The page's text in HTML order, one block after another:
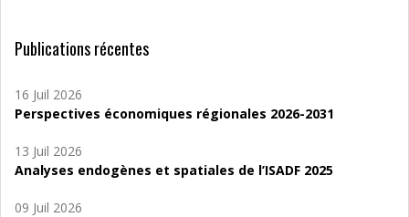
Publications récentes
16 Juil 2026
Perspectives économiques régionales 2026-2031
13 Juil 2026
Analyses endogènes et spatiales de l’ISADF 2025
09 Juil 2026